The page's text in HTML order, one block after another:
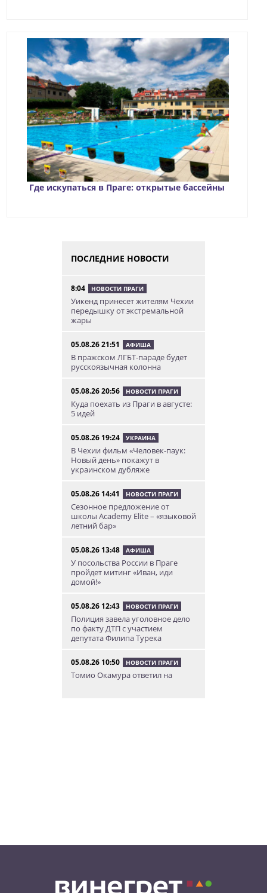
Где искупаться в Праге: открытые бассейны
ПОСЛЕДНИЕ НОВОСТИ
8:04 НОВОСТИ ПРАГИ
Уикенд принесет жителям Чехии
передышку от экстремальной
жары
05.08.26 21:51 АФИША
В пражском ЛГБТ-параде будет
русскоязычная колонна
05.08.26 20:56 НОВОСТИ ПРАГИ
Куда поехать из Праги в августе:
5 идей
05.08.26 19:24 УКРАИНА
В Чехии фильм «Человек-паук:
Новый день» покажут в
украинском дубляже
05.08.26 14:41 НОВОСТИ ПРАГИ
Сезонное предложение от
школы Academy Elite – «языковой
летний бар»
05.08.26 13:48 АФИША
У посольства России в Праге
пройдет митинг «Иван, иди
домой!»
05.08.26 12:43 НОВОСТИ ПРАГИ
Полиция завела уголовное дело
по факту ДТП с участием
депутата Филипа Турека
05.08.26 10:50 НОВОСТИ ПРАГИ
Томио Окамура ответил на